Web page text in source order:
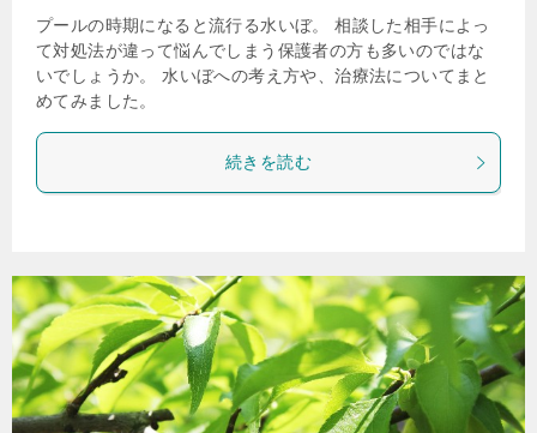
プールの時期になると流行る水いぼ。 相談した相手によっ
て対処法が違って悩んでしまう保護者の方も多いのではな
いでしょうか。 水いぼへの考え方や、治療法についてまと
めてみました。
続きを読む